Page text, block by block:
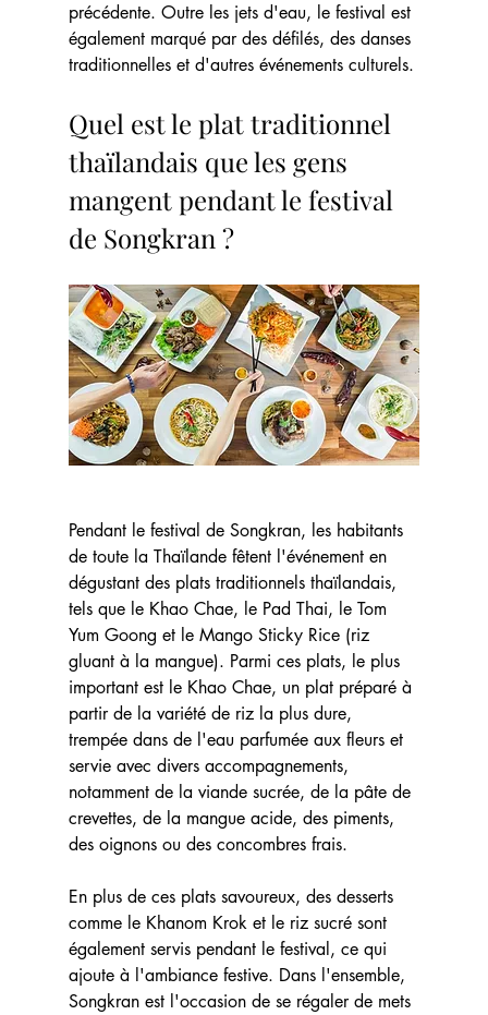
précédente. Outre les jets d'eau, le festival est
également marqué par des défilés, des danses
traditionnelles et d'autres événements culturels.
Quel est le plat traditionnel
thaïlandais que les gens
mangent pendant le festival
de Songkran ?
Pendant le festival de Songkran, les habitants
de toute la Thaïlande fêtent l'événement en
dégustant des plats traditionnels thaïlandais,
tels que le Khao Chae, le Pad Thai, le Tom
Yum Goong et le Mango Sticky Rice (riz
gluant à la mangue). Parmi ces plats, le plus
important est le Khao Chae, un plat préparé à
partir de la variété de riz la plus dure,
trempée dans de l'eau parfumée aux fleurs et
servie avec divers accompagnements,
notamment de la viande sucrée, de la pâte de
crevettes, de la mangue acide, des piments,
des oignons ou des concombres frais.
En plus de ces plats savoureux, des desserts
comme le Khanom Krok et le riz sucré sont
également servis pendant le festival, ce qui
ajoute à l'ambiance festive. Dans l'ensemble,
Songkran est l'occasion de se régaler de mets